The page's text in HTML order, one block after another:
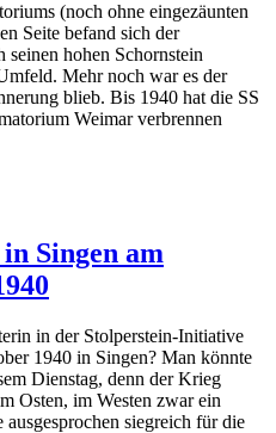
(noch ohne eingezäunten
Seite befand sich der
seinen hohen Schornstein
Mehr noch war es der
blieb. Bis 1940 hat die SS
Weimar verbrennen
Singen am
in der Stolperstein-Initiative
1940 in Singen? Man könnte
Dienstag, denn der Krieg
Osten, im Westen zwar ein
siegreich für die